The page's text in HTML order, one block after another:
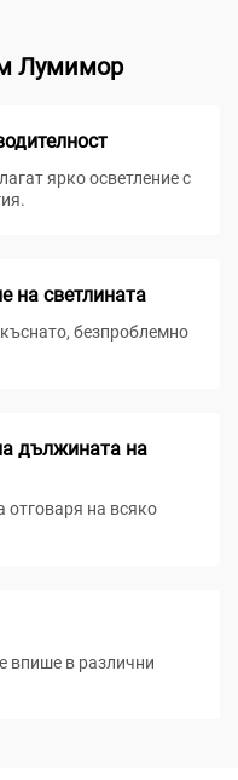
Лумимор
ярко осветление с
на светлината
безпроблемно
дължината на
отговаря на всяко
впише в различни